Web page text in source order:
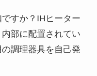
すか？IHヒーター
部に配置されてい
調理器具を自己発